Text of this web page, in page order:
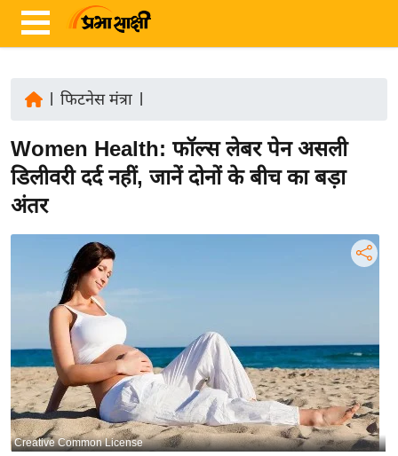
ज़ा
ख
ब
र
त
र्रा
ष्ट्री
य
बि
फिटनेस मंत्रा
Women Health: फॉल्स लेबर पेन असली
डिलीवरी दर्द नहीं, जानें दोनों के बीच का बड़ा
अंतर
Creative Common License